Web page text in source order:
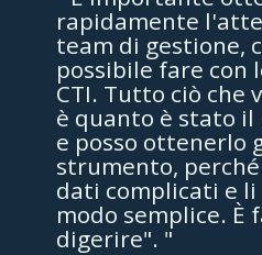
rapidamente
team di gestione,
possibile fare con
CTI. Tutto ciò che
è quanto è stato
e posso ottenerlo
strumento,
dati complicati e
modo semplice. È
digerire". "